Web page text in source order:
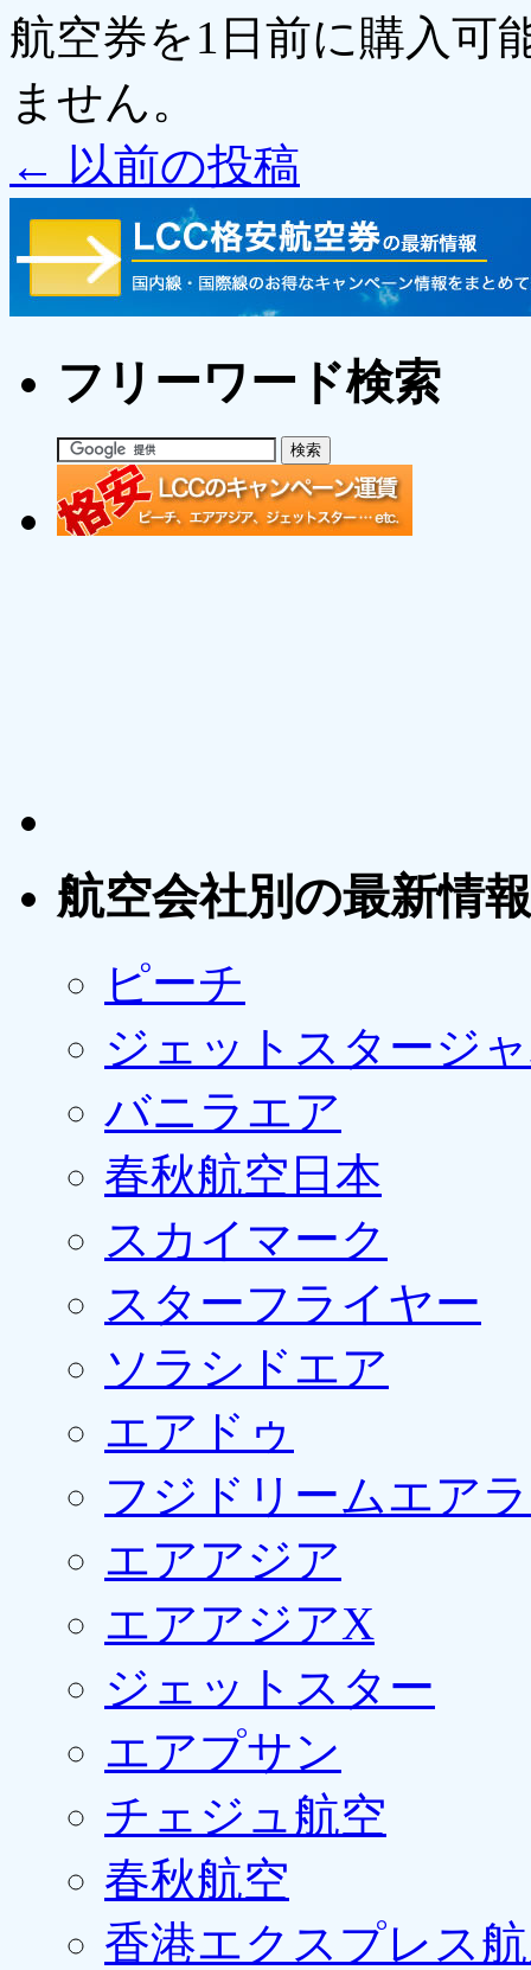
航空券を1日前に購入可
ません。
← 以前の投稿
フリーワード検索
航空会社別の最新情報
ピーチ
ジェットスタージ
バニラエア
春秋航空日本
スカイマーク
スターフライヤー
ソラシドエア
エアドゥ
フジドリームエア
エアアジア
エアアジアX
ジェットスター
エアプサン
チェジュ航空
春秋航空
香港エクスプレス